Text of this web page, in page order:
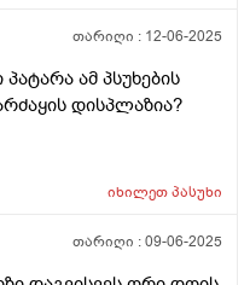
თარიღი : 12-06-2025
ამ პსუხების
დისპლაზია?
იხილეთპასუხი
თარიღი :09-06-2025